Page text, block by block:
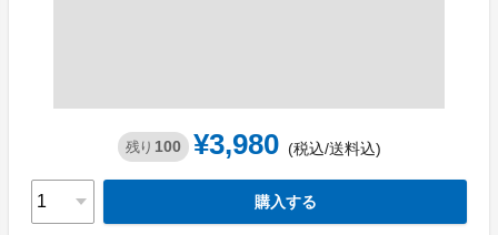
残り 100 ¥3,980 (税込/送料込)
購入する